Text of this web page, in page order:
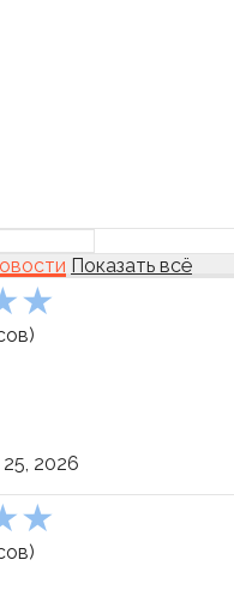
Показать всё
★
2026
★